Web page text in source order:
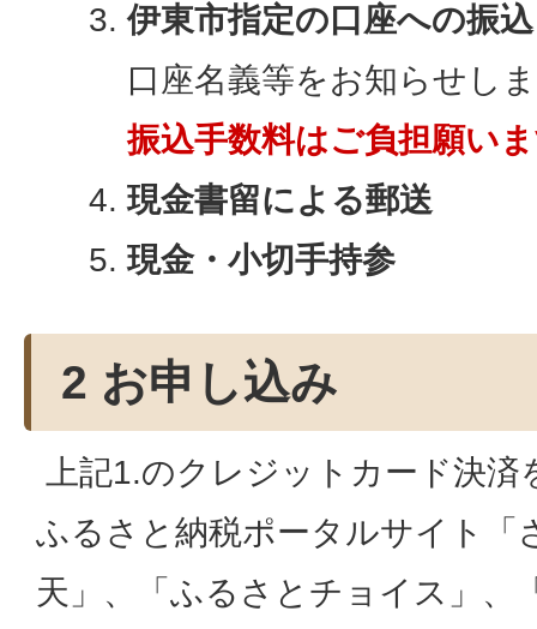
伊東市指定の口座への振込
口座名義等をお知らせし
振込手数料はご負担願い
現金書留による郵送
現金・小切手持参
2 お申し込み
上記1.のクレジットカード決済
ふるさと納税ポータルサイト「
天」、「ふるさとチョイス」、